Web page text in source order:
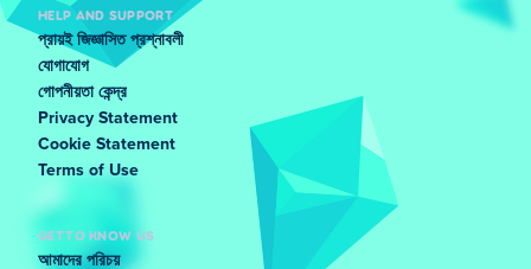
HELP AND SUPPORT
প্রায়ই জিজ্ঞাসিত প্রশ্নাবলী
যোগাযোগ
গোপনীয়তা কেন্দ্র
Privacy Statement
Cookie Statement
Terms of Use
GET TO KNOW US
আমাদের পরিচয়